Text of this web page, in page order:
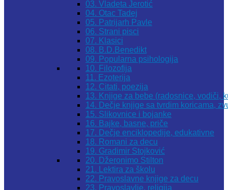
03. Vladeta Jerotić
04. Otac Tadej
05. Patrijarh Pavle
06. Strani pisci
07. Klasici
08. B.D.Benedikt
09. Popularna psihologija
10. Filozofija
11. Ezoterija
12. Citati, poezija
13. Knjige za bebe (radosnice, vodiči,
14. Dečje knjige sa tvrdim koricama,
15. Slikovnice i bojanke
16. Bajke, basne, priče
17. Dečje enciklopedije, edukativne
18. Romani za decu
19. Gradimir Stojković
20. Džeronimo Stilton
21. Lektira za školu
22. Pravoslavne knjige za decu
23. Pravoslavlje, religija